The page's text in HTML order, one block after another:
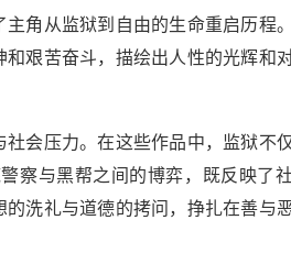
角从监狱到自由的生命重启历程
艰苦奋斗，描绘出人性的光辉和
会压力。在这些作品中，监狱不
察与黑帮之间的博弈，既反映了
洗礼与道德的拷问，挣扎在善与